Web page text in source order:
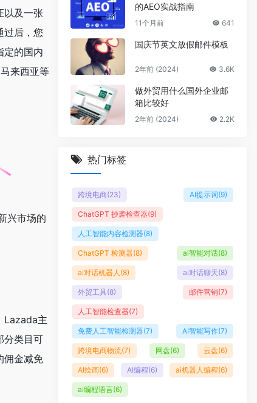
以及一张
过后，您
定的国内
来西亚等
兴市场的
Lazada主
分类目可
佣金减免
的AEO实战指南
11个月前 641
国庆节英文放假邮件模板
2年前 (2024) 3.6K
做外贸用什么国外企业邮
箱比较好
2年前 (2024) 2.2K
热门标签
跨境电商(23) AI提示词(9)
ChatGPT 抄袭检查器(9)
人工智能内容检测器(8)
ChatGPT 检测器(8) ai智能对话(8)
ai对话机器人 (8) ai对话聊天(8)
外贸工具(8) 邮件营销(7)
人工智能检查器(7)
免费人工智能检测器(7) AI智能写作(7)
跨境电商物流(7) 网盘(6) 云盘(6)
AI绘画(6) AI编程(6) ai机器人编程(6)
ai编程语言(6)